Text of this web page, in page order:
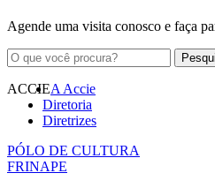
Agende uma visita conosco e faça
ACCIEA Accie
Diretoria
Diretrizes
PÓLO DE CULTURA
FRINAPE